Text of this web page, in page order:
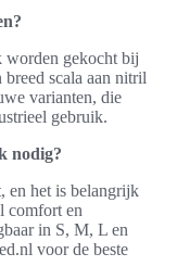
worden gekocht bij
scala aan nitril
varianten, die
gebruik.
nodig?
en het is belangrijk
comfort en
in S, M, L en
voor de beste